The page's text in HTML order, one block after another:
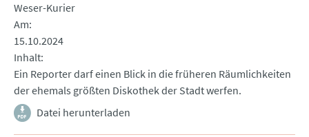
Weser-Kurier
Am
15.10.2024
Inhalt
Ein Reporter darf einen Blick in die früheren Räumlichkeiten
der ehemals größten Diskothek der Stadt werfen.
Datei herunterladen